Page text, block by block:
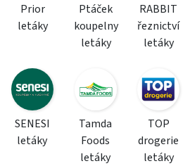
Prior
letáky
Ptáček
koupelny
letáky
RABBIT
řeznictví
letáky
SENESI
letáky
Tamda
Foods
letáky
TOP
drogerie
letáky